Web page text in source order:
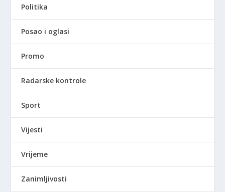
Politika
Posao i oglasi
Promo
Radarske kontrole
Sport
Vijesti
Vrijeme
Zanimljivosti